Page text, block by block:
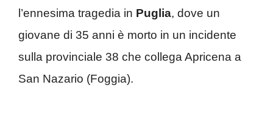
l’ennesima tragedia in Puglia, dove un
giovane di 35 anni è morto in un incidente
sulla provinciale 38 che collega Apricena a
San Nazario (Foggia).